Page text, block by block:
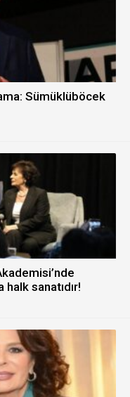
Sümüklüböcek
sanatıdır!